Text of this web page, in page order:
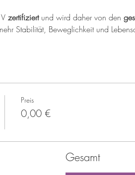
zertifiziert und wird daher von den
Stabilität, Beweglichkeit und
Preis
0,00 €
Gesamt